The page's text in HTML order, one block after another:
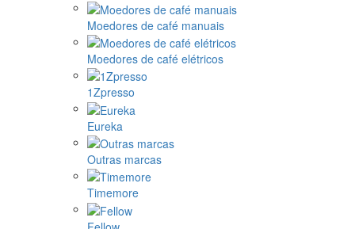
Moedores de café manuais
Moedores de café elétricos
1Zpresso
Eureka
Outras marcas
Timemore